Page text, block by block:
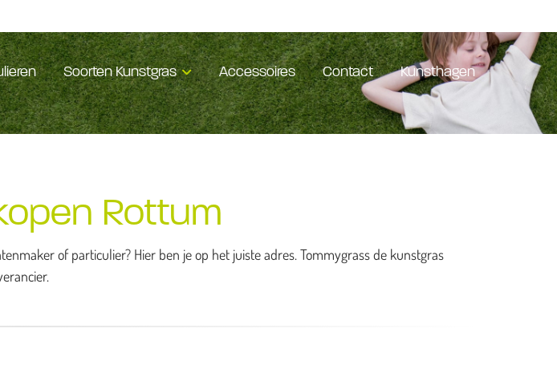
Soorten Kunstgras Accessoires Contact Kunsthagen
Rottum
of particulier? Hier ben je op het juiste adres. Tommygrass de kunstgras